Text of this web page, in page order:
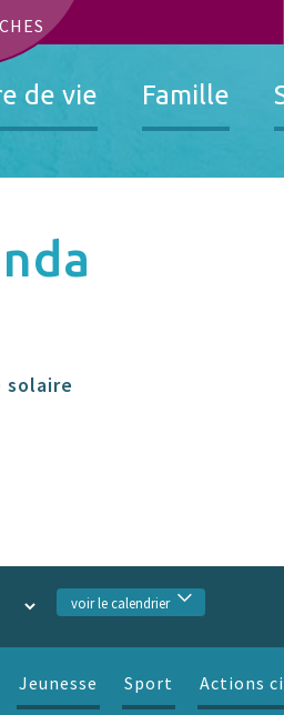
de vie Famille
solaire
voir le calendrier
Jeunesse Sport Actions